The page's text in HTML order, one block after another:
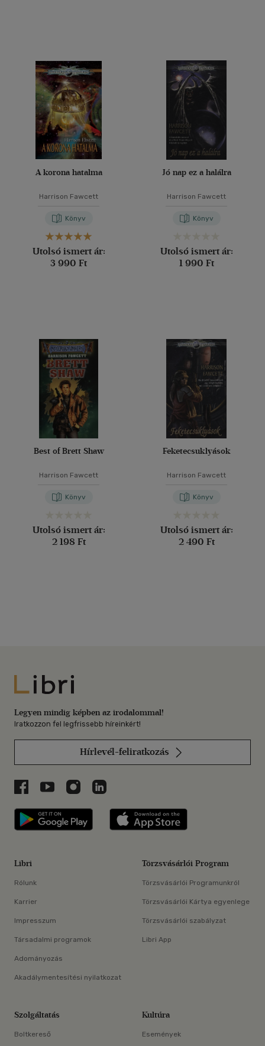
A korona hatalma
Harrison Fawcett
Könyv
Utolsó ismert ár:
3 990 Ft
Jó nap ez a halálra
Harrison Fawcett
Könyv
Utolsó ismert ár:
1 990 Ft
Best of Brett Shaw
Harrison Fawcett
Könyv
Utolsó ismert ár:
2 198 Ft
Feketecsuklyások
Harrison Fawcett
Könyv
Utolsó ismert ár:
2 490 Ft
Libri
Legyen mindig képben az irodalommal!
Iratkozzon fel legfrissebb híreinkért!
Hírlevél-feliratkozás
Libri a Facebookon
Libri a Youtube-on
Libri az Instagramon
Libri a LinkedInen
Libri applikáció Szerezd meg: Google
Libri
Rólunk
Karrier
Impresszum
Társadalmi programok
Adományozás
Akadálymentesítési nyilatkozat
Törzsvásárlói Program
Törzsvásárlói Programunkról
Törzsvásárlói Kártya egyenlege
Törzsvásárlói szabályzat
Libri App
Szolgáltatás
Boltkereső
Kultúra
Események